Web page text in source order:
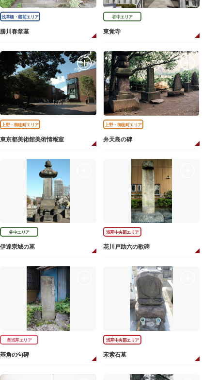
浅草橋・蔵前エリア
勝川春章墓
谷中エリア
東覚寺
上野・御徒町エリア
東京都美術館美術情報室
上野・御徒町エリア
弁天島の碑
谷中エリア
伊達宗城の墓
浅草中央部エリア
花川戸助六の歌碑
奥浅草エリア
基角の句碑
浅草中央部エリア
宋紫石墓